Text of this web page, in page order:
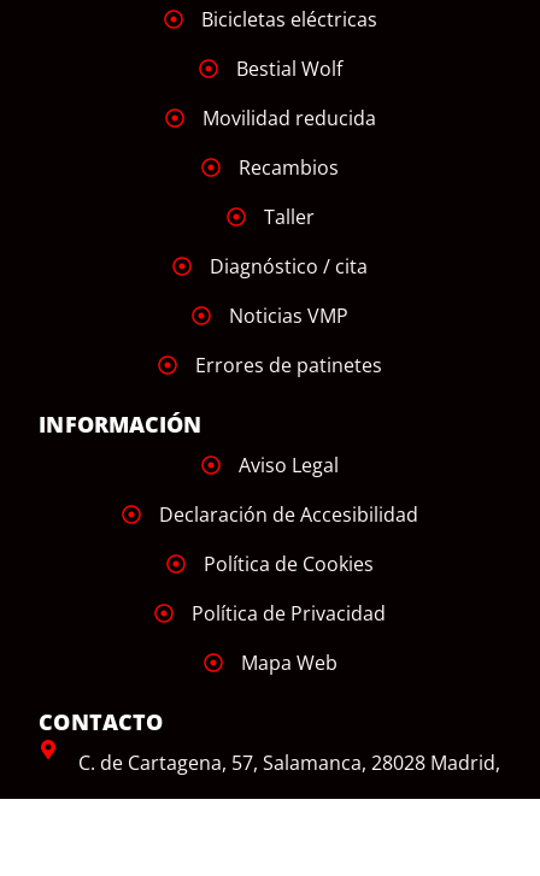
Bicicletas eléctricas
Bestial Wolf
Movilidad reducida
Recambios
Taller
Diagnóstico / cita
Noticias VMP
Errores de patinetes
INFORMACIÓN
Aviso Legal
Declaración de Accesibilidad
Política de Cookies
Política de Privacidad
Mapa Web
CONTACTO
C. de Cartagena, 57, Salamanca, 28028 Madrid,